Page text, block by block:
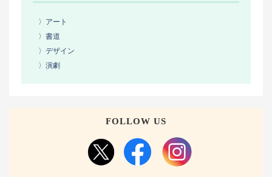
〉アート
〉書道
〉デザイン
〉演劇
FOLLOW US